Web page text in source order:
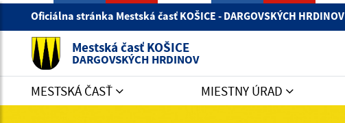
Oficiálna stránka Mestská časť KOŠICE - DARGOVSKÝCH HRDINOV
Mestská časť KOŠICE
DARGOVSKÝCH HRDINOV
MESTSKÁ ČASŤ MIESTNY ÚRAD